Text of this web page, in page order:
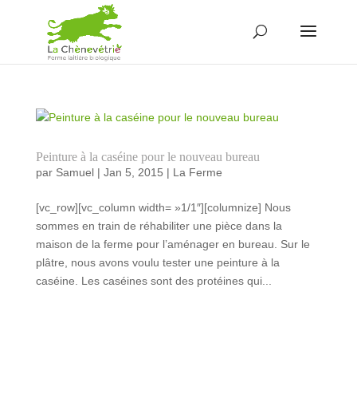
Peinture à la caséine pour le nouveau bureau
par Samuel| Jan 5, 2015 | La Ferme
[vc_row][vc_column width= »1/1″][columnize] Nous
sommes en train de réhabiliter une pièce dans la
maison de la ferme pour l’aménager en bureau. Sur le
plâtre, nous avons voulu tester une peinture à la
caséine. Les caséines sont des protéines qui...